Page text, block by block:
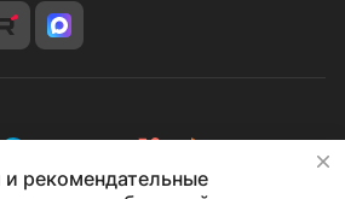
рекомендательные